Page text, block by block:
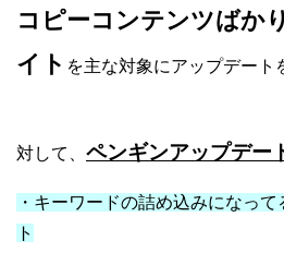
コピーコンテンツばか
イト を主な対象にアップデート
対して、 ペンギンアップデー
・キーワードの詰め込みになっ
ト